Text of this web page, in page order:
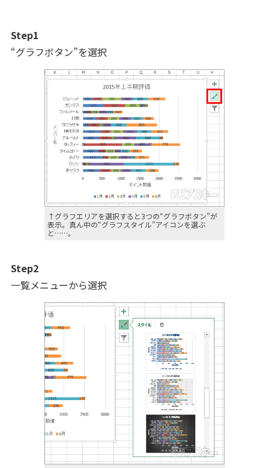
Step1
“グラフボタン”を選択
↑グラフエリアを選択すると3つの“グラフボタン”が
表示。真ん中の“グラフスタイル”アイコンを選ぶ
と……。
Step2
一覧メニューから選択